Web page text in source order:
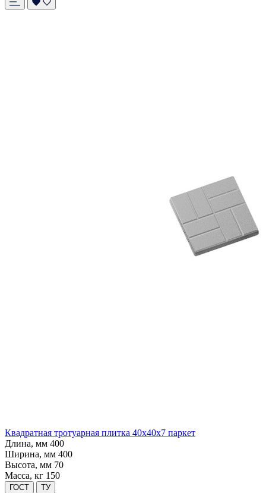
Квадратная тротуарная плитка 40х40х7 паркет
Длина, мм 400
Ширина, мм 400
Высота, мм 70
Масса, кг 150
ГОСТ ТУ